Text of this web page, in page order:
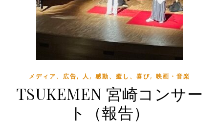
メディア、広告, 人 , 感動、癒し、喜び, 映画・音楽
TSUKEMEN 宮崎コンサー
ト（報告）